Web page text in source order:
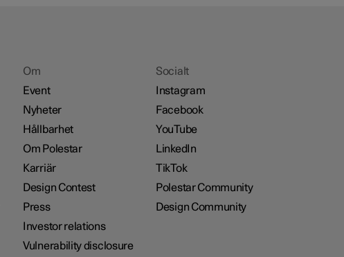
Om
Event
Nyheter
Hållbarhet
Om Polestar
Karriär
Design Contest
Press
Investor relations
Vulnerability disclosure
Socialt
Instagram
Facebook
YouTube
LinkedIn
TikTok
Polestar Community
Design Community